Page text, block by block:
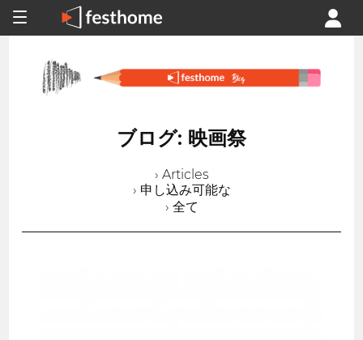
ブログ: 映画祭
› Articles
› 申し込み可能な
› 全て